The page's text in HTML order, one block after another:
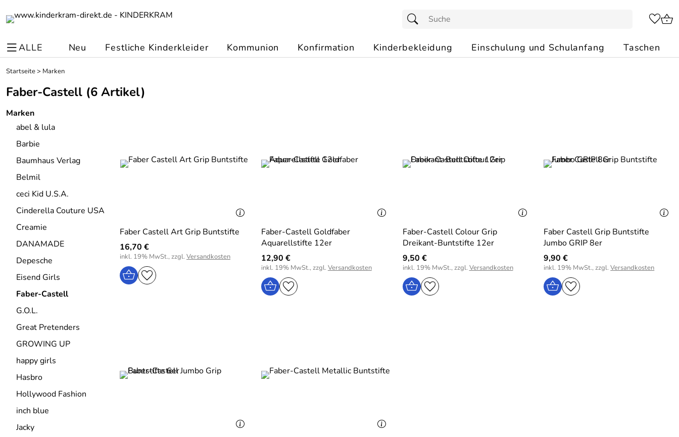
ALLE Neu Festliche Kinderkleider Kommunion Konfirmation Kinderbekleidung Einschulung und Schulanfang Taschen
Startseite> Marken
Faber-Castell (6 Artikel)
Marken
abel & lula
Barbie
Baumhaus Verlag
Belmil
ceci Kid U.S.A.
Cinderella Couture USA
Creamie
DANAMADE
Depesche
Eisend Girls
Faber-Castell
G.O.L.
Great Pretenders
GROWING UP
happy girls
Hasbro
Hollywood Fashion
inch blue
Jacky
Faber Castell Art Grip Buntstifte
16,70 €
inkl. 19% MwSt., zzgl. Versandkosten
Faber-Castell Goldfaber
Aquarellstifte 12er
12,90 €
inkl. 19% MwSt., zzgl. Versandkosten
Faber-Castell Colour Grip
Dreikant-Buntstifte 12er
9,50 €
inkl. 19% MwSt., zzgl. Versandkosten
Faber Castell Grip Buntstifte
Jumbo GRIP 8er
9,90 €
inkl. 19% MwSt., zzgl.Versandkosten